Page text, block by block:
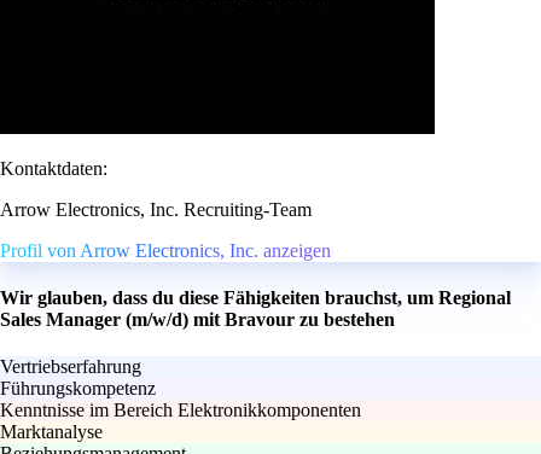
Kontaktdaten:
Arrow Electronics, Inc. Recruiting-Team
Profil von Arrow Electronics, Inc. anzeigen
Wir glauben, dass du diese Fähigkeiten brauchst, um Regional
Sales Manager (m/w/d) mit Bravour zu bestehen
Vertriebserfahrung
Führungskompetenz
Kenntnisse im Bereich Elektronikkomponenten
Marktanalyse